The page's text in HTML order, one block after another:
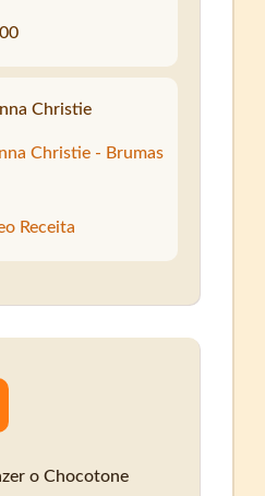
Christie
Christie - Brumas
Receita
o Chocotone